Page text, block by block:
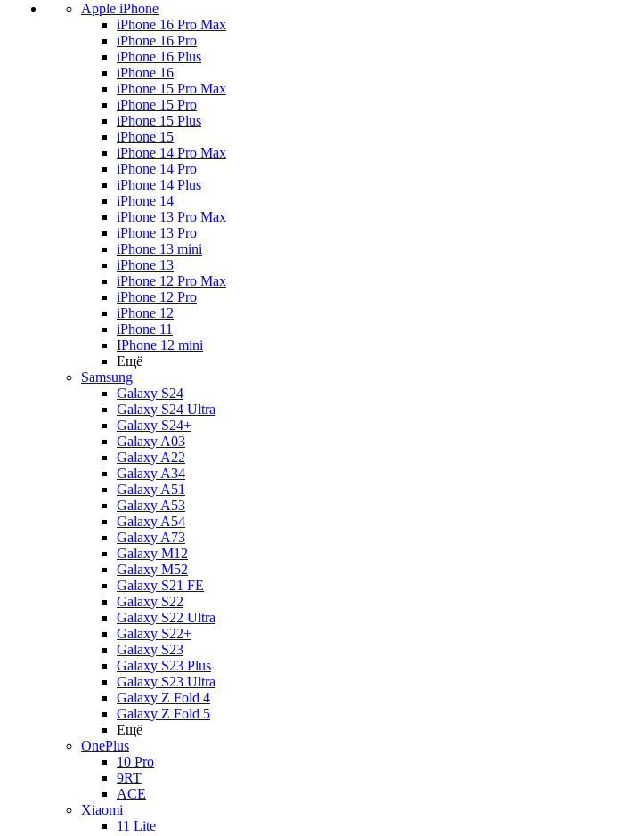
Apple iPhone
iPhone 16 Pro Max
iPhone 16 Pro
iPhone 16 Plus
iPhone 16
iPhone 15 Pro Max
iPhone 15 Pro
iPhone 15 Plus
iPhone 15
iPhone 14 Pro Max
iPhone 14 Pro
iPhone 14 Plus
iPhone 14
iPhone 13 Pro Max
iPhone 13 Pro
iPhone 13 mini
iPhone 13
iPhone 12 Pro Max
iPhone 12 Pro
iPhone 12
iPhone 11
IPhone 12 mini
Ещё
Samsung
Galaxy S24
Galaxy S24 Ultra
Galaxy S24+
Galaxy A03
Galaxy A22
Galaxy A34
Galaxy A51
Galaxy A53
Galaxy A54
Galaxy A73
Galaxy M12
Galaxy M52
Galaxy S21 FE
Galaxy S22
Galaxy S22 Ultra
Galaxy S22+
Galaxy S23
Galaxy S23 Plus
Galaxy S23 Ultra
Galaxy Z Fold 4
Galaxy Z Fold 5
Ещё
OnePlus
10 Pro
9RT
ACE
Xiaomi
11 Lite